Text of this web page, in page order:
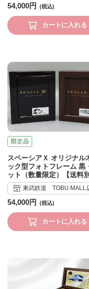
54,000円
カートに入れる
スペーシアＸ オリジナル
ック型フォトフレーム 黒
ット（数量限定）【送料別
東武鉄道 TOBU MALL
54,000円
カートに入れる